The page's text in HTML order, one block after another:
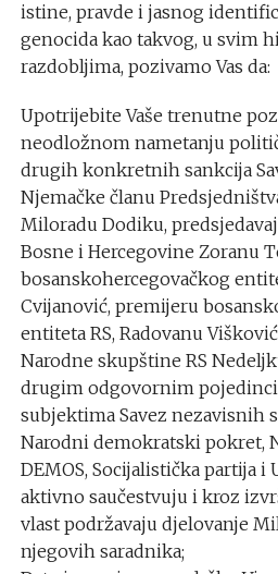
istine, pravde i jasnog
genocida kao takvog, u svim
razdobljima, pozivamo Vas da:
Upotrijebite Vaše trenutne
neodložnom nametanju
drugih konkretnih sankcija
Njemačke članu
Miloradu Dodiku,
Bosne i Hercegovine Zoranu
bosanskohercegovačkog
Cvijanović, premijeru
entiteta RS, Radovanu
Narodne skupštine RS
drugim odgovornim
subjektima Savez nezavisnih
Narodni demokratski pokret,
DEMOS, Socijalistička partija i
aktivno saučestvuju i kroz
vlast podržavaju djelovanje
njegovih saradnika;